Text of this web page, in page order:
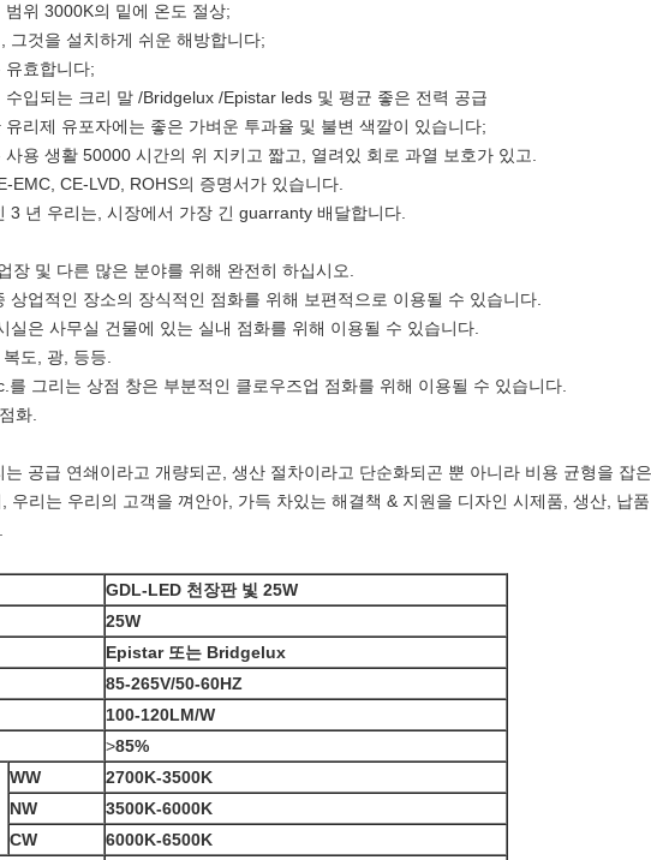
위 3000K의 밑에 온도 절상;
그것을 설치하게 쉬운 해방합니다;
유효합니다;
입되는 크리 말 /Bridgelux /Epistar leds 및 평균 좋은 전력 공급
리제 유포자에는 좋은 가벼운 투과율 및 불변 색깔이 있습니다;
용 생활 50000 시간의 위 지키고 짧고, 열려있 회로 과열 보호가 있고.
EMC, CE-LVD, ROHS의 증명서가 있습니다.
3 년 우리는, 시장에서 가장 긴 guarranty 배달합니다.
장 및 다른 많은 분야를 위해 완전히 하십시오.
상업적인 장소의 장식적인 점화를 위해 보편적으로 이용될 수 있습니다.
실은 사무실 건물에 있는 실내 점화를 위해 이용될 수 있습니다.
도, 광, 등등.
를 그리는 상점 창은 부분적인 클로우즈업 점화를 위해 이용될 수 있습니다.
화.
공급 연쇄이라고 개량되곤, 생산 절차이라고 단순화되곤 뿐 아니라 비용 균형을 잡
우리는 우리의 고객을 껴안아, 가득 차있는 해결책 & 지원을 디자인 시제품, 생산, 납
GDL-LED 천장판 빛 25W
25W
Epistar 또는 Bridgelux
85-265V/50-60HZ
100-120LM/W
>85%
WW
2700K-3500K
NW
3500K-6000K
CW
6000K-6500K